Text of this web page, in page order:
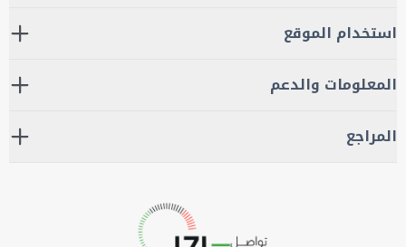
استخدام الموقع
المعلومات والدعم
المراجع